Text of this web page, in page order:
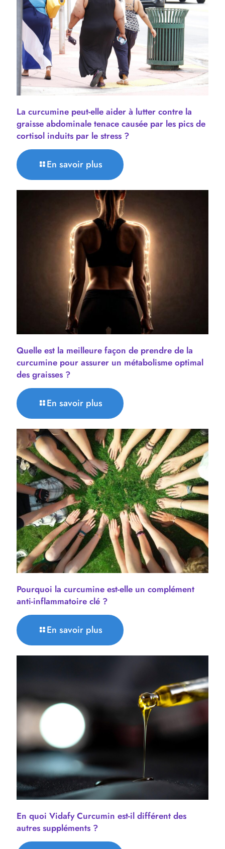
La curcumine peut-elle aider à lutter contre la
graisse abdominale tenace causée par les pics de
cortisol induits par le stress ?
En savoir plus
Quelle est la meilleure façon de prendre de la
curcumine pour assurer un métabolisme optimal
des graisses ?
En savoir plus
Pourquoi la curcumine est-elle un complément
anti-inflammatoire clé ?
En savoir plus
En quoi Vidafy Curcumin est-il différent des
autres suppléments ?